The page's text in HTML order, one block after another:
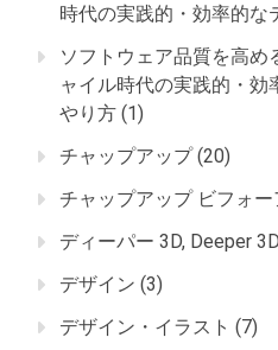
時代の実践的・効率的な
ソフトウェア品質を高め
ャイル時代の実践的・
やり方 (1)
チャップアップ(20)
チャップアップ ビフォー
ディーパー 3D, Deeper 3D
デザイン (3)
デザイン・イラスト (7)